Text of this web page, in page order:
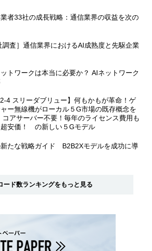
者33社の成長戦略：通信業界の収益を次の
調査］通信業界におけるAI成熟度と先駆企業
トワークは本当に必要か？ AIネットワーク
4 スリーダブリュー】何もかもが革命！ゲ
ー無線機がローカル５G市場の既存概念を
コアサーバー不要！毎年のライセンス費用も
安価！ の新しい５Gモデル
たな戦略ガイド B2B2Xモデルを成功に導
ード数ランキングをもっと見る